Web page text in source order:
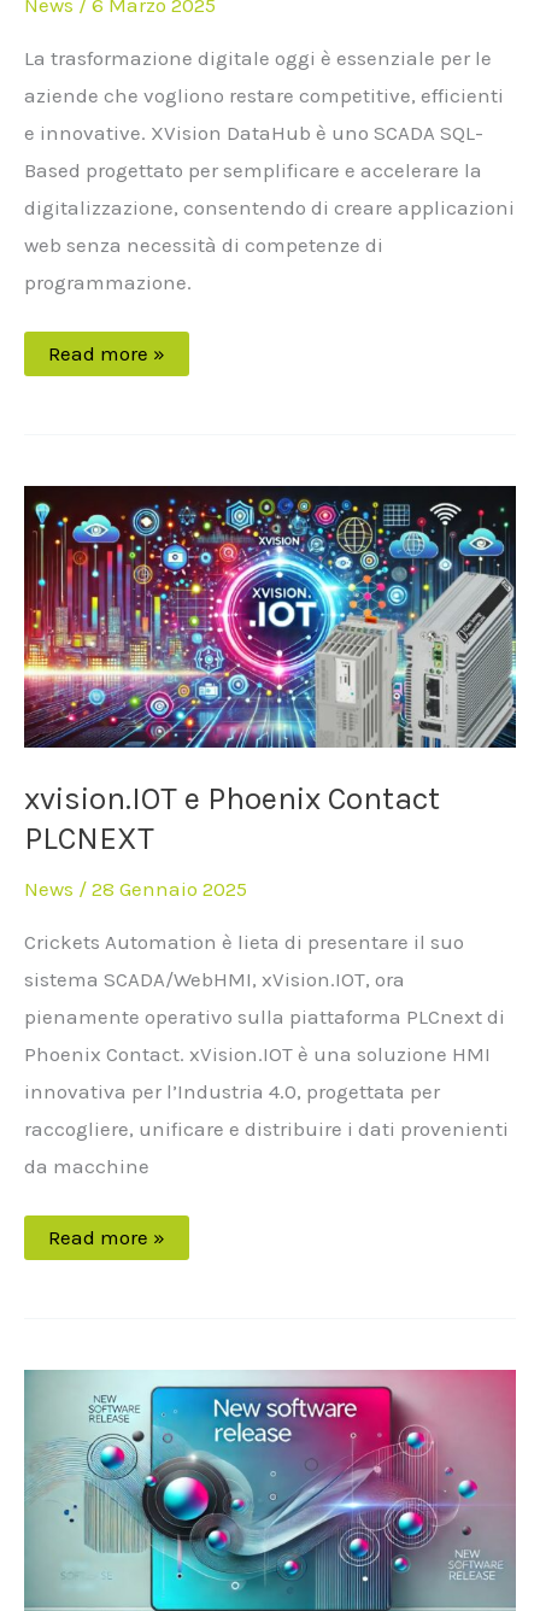
La trasformazione digitale oggi è essenziale per le
aziende che vogliono restare competitive, efficienti
e innovative. XVision DataHub è uno SCADA SQL-
Based progettato per semplificare e accelerare la
digitalizzazione, consentendo di creare applicazioni
web senza necessità di competenze di
programmazione.
Read more »
xvision.IOT e Phoenix Contact
PLCNEXT
News / 28 Gennaio 2025
Crickets Automation è lieta di presentare il suo
sistema SCADA/WebHMI, xVision.IOT, ora
pienamente operativo sulla piattaforma PLCnext di
Phoenix Contact. xVision.IOT è una soluzione HMI
innovativa per l’Industria 4.0, progettata per
raccogliere, unificare e distribuire i dati provenienti
da macchine
e
Phoenix
Contact
PLCNEXT
Read more »
Release
XVision
8.0
–
Build
24345